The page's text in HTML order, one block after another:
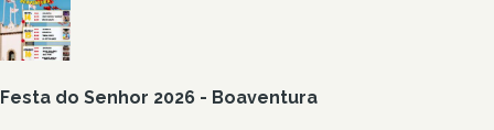
Festa do Senhor 2026 - Boaventura